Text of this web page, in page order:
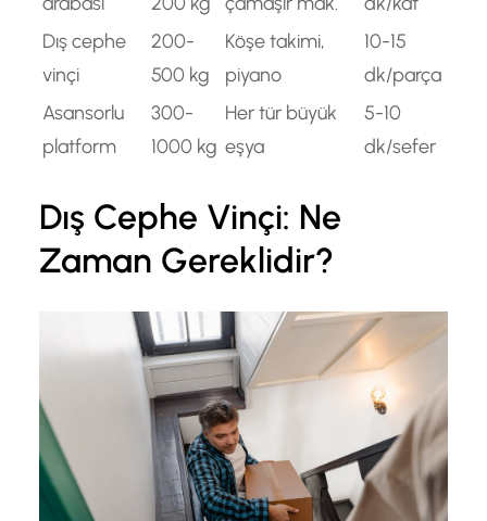
Dış cephe
vinçi
200-
500 kg
Köşe takimi,
piyano
10-15
dk/parça
Asansorlu
platform
300-
1000 kg
Her tür büyük
eşya
5-10
dk/sefer
Dış Cephe Vinçi: Ne
Zaman Gereklidir?